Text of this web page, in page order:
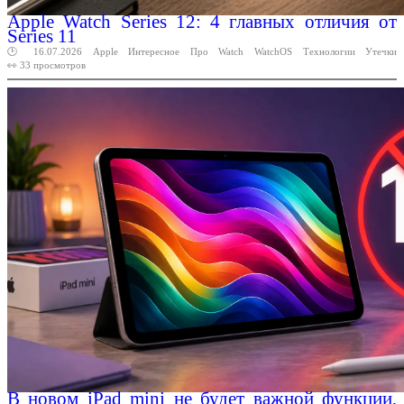
Apple Watch Series 12: 4 главных отличия от
Series 11
🕑 16.07.2026 Apple Интересное Про Watch WatchOS Технологии
Утечки
👀 33 просмотров
В новом iPad mini не будет важной функции,